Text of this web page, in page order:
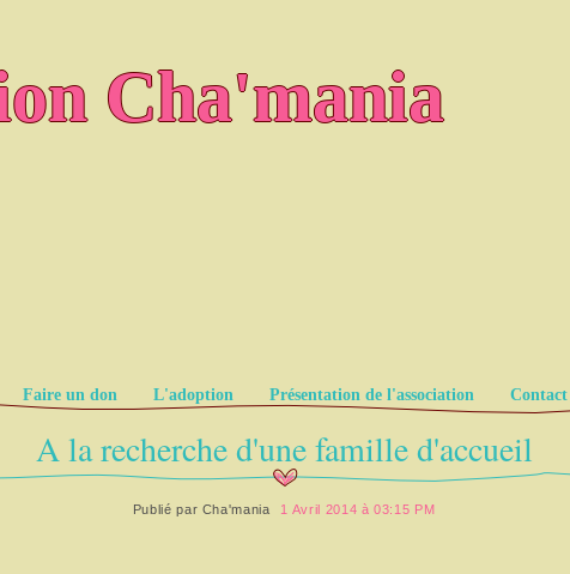
Cha'mania
Faire un don L'adoption Présentation de l'association Contact
A la recherche d'une famille d'accueil
Publié par Cha'mania 1 Avril 2014 à 03:15 PM